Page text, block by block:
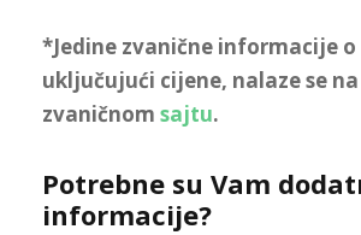
*Jedine zvanične informacije
uključujući cijene, nalaze se
zvaničnom sajtu.
Potrebne su Vam
informacije?